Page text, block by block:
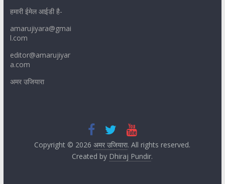
हमारी ईमेल आईडी है-
amarujiyara@gmai
l.com
editor@amarujiyar
a.com
अमर उजियारा
Copyright © 2026अमर उजियारा. All rights reserved.
Created by Dhiraj Pundir.